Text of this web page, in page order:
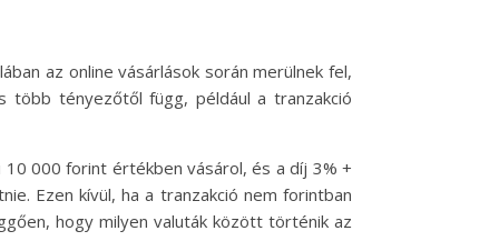
az online vásárlások során merülnek fel,
több tényezőtől függ, például a tranzakció
10 000 forint értékben vásárol, és a díj 3% +
Ezen kívül, ha a tranzakció nem forintban
hogy milyen valuták között történik az